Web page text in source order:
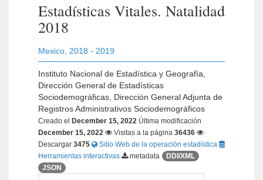
Estadísticas Vitales. Natalidad
2018
Mexico 2018 - 2019
Instituto Nacional de Estadística y Geografía,
Dirección General de Estadísticas
Sociodemográficas, Dirección General Adjunta de
Registros Administrativos Sociodemográficos
Creado el December 15, 2022 Última modificación
December 15, 2022
Visitas a la página 36436
Descargar 3475
Sitio Web de la operación estadística
Herramientas interactivas
metadata
DDI/XML
JSON